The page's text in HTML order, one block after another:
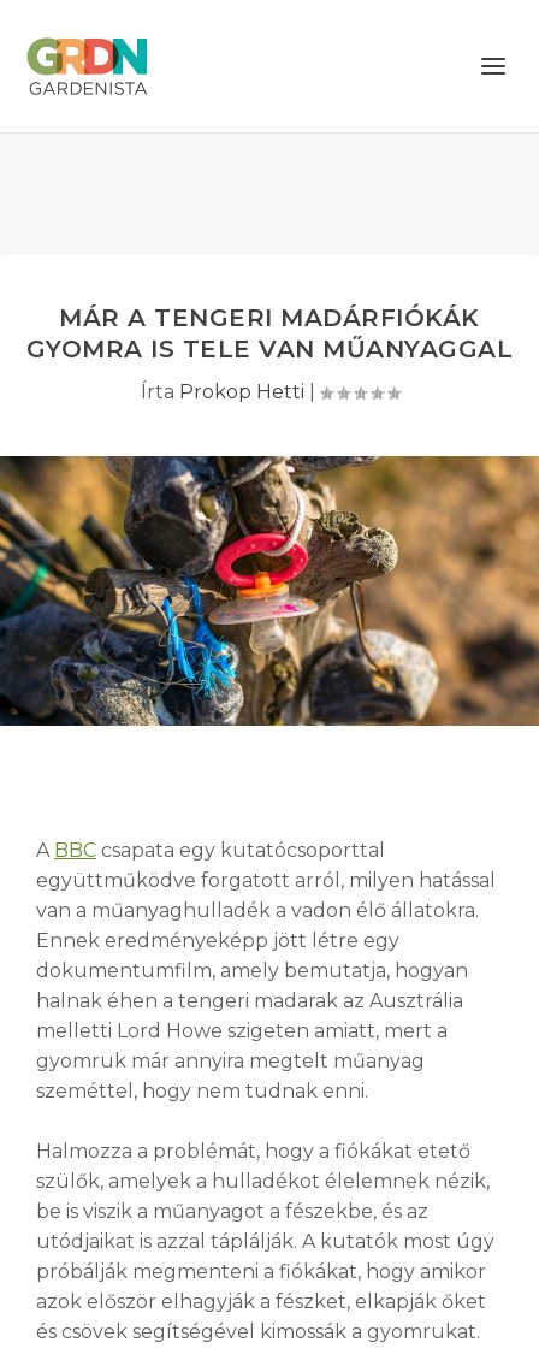
MÁR A TENGERI MADÁRFIÓKÁK
GYOMRA IS TELE VAN MŰANYAGGAL
Írta Prokop Hetti
A BBC csapata egy kutatócsoporttal
együttműködve forgatott arról, milyen hatással
van a műanyaghulladék a vadon élő állatokra.
Ennek eredményeképp jött létre egy
dokumentumfilm, amely bemutatja, hogyan
halnak éhen a tengeri madarak az Ausztrália
melletti Lord Howe szigeten amiatt, mert a
gyomruk már annyira megtelt műanyag
szeméttel, hogy nem tudnak enni.
Halmozza a problémát, hogy a fiókákat etető
szülők, amelyek a hulladékot élelemnek nézik,
be is viszik a műanyagot a fészekbe, és az
utódjaikat is azzal táplálják. A kutatók most úgy
próbálják megmenteni a fiókákat, hogy amikor
azok először elhagyják a fészket, elkapják őket
és csövek segítségével kimossák a gyomrukat.